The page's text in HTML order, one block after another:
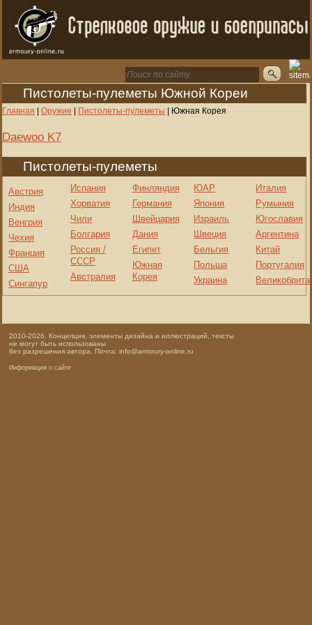
Пистолеты-пулеметы Южной Кореи
Главная | Оружие | Пистолеты-пулеметы | Южная Корея
Daewoo K7
Пистолеты-пулеметы
Австрия
Индия
Венгрия
Чехия
Франция
США
Сингапур
Испания
Хорватия
Чили
Болгария
Россия /
СССР
Австралия
Финляндия
Германия
Швейцария
Дания
Египет
Южная
Корея
ЮАР
Япония
Израиль
Швеция
Бельгия
Польша
Украина
Италия
Румыния
Югославия
Аргентина
Китай
Португалия
2010-2026. Концепция, элементы дизайна и иллюстраций, тексты
не могут быть использованы
без разрешения автора. Почта: info@armoury-online.ru
Информация о сайте